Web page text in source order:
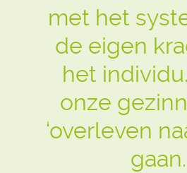
met het
de eigen
het
onze
‘overleven
gaan.